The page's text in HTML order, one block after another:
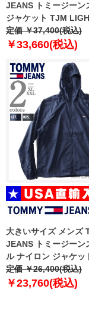
JEANS トミージーン
ジャケット TJM
BOMBER JACKET
dm0dm10597
定価 ￥37,400(税込)
￥33,660(税込)
大きいサイズ メンズ
JEANS トミージーン
ル ナイロン ジャケッ
ブレーカー
WINDBREAKER USA
定価 ￥26,400(税込)
￥23,760(税込)